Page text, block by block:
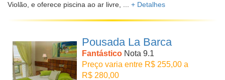
Violão, e oferece piscina ao ar livre, ... + Detalhes
Pousada La Barca
Fantástico Nota 9.1
Preço varia entre R$ 255,00 a
R$ 280,00